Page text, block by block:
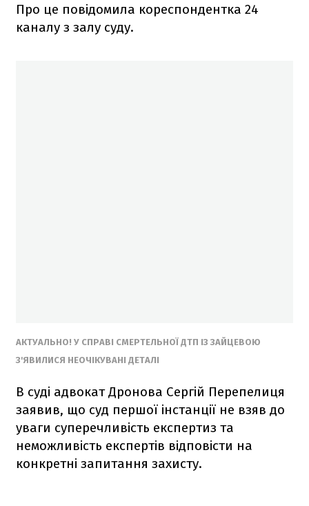
Про це повідомила кореспондентка 24
каналу з залу суду.
АКТУАЛЬНО! У СПРАВІ СМЕРТЕЛЬНОЇ ДТП ІЗ ЗАЙЦЕВОЮ
З'ЯВИЛИСЯ НЕОЧІКУВАНІ ДЕТАЛІ
В суді адвокат Дронова Сергій Перепелиця
заявив, що суд першої інстанції не взяв до
уваги суперечливість експертиз та
неможливість експертів відповісти на
конкретні запитання захисту.